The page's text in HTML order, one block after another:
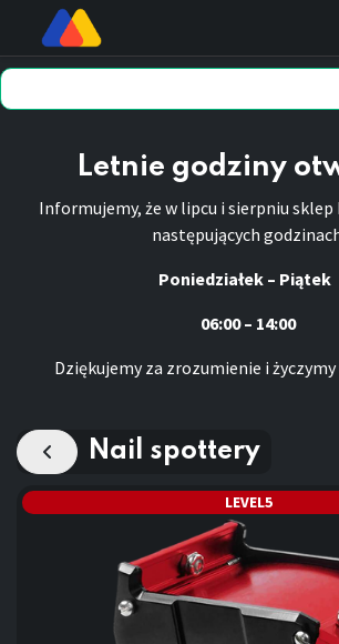
Letnie godziny
Informujemy, że w lipcu i sierpniu sklep
następujących
Poniedziałek – Piątek
06:00 – 14:00
Dziękujemy za zrozumienie i
Nail spottery
LEVEL5